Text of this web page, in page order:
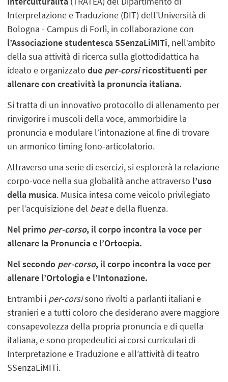
Interpretazione e Traduzione (DIT) dell’Università di
Bologna - Campus di Forlì, in collaborazione con
l’Associazione studentesca SSenzaLiMITi, nell’ambito
della sua attività di ricerca sulla glottodidattica ha
ideato e organizzato due per-corsiricostituenti per
allenare con creatività la pronuncia italiana.
Si tratta di un innovativo protocollo di allenamento per
rinvigorire i muscoli della voce, ammorbidire la
pronuncia e modulare l’intonazione al fine di trovare
un armonico timing fono-articolatorio.
Attraverso una serie di esercizi, si esplorerà la relazione
corpo-voce nella sua globalità anche attraverso l’uso
della musica. Musica intesa come veicolo privilegiato
per l’acquisizione del beate della fluenza.
Nel primo per-corso, il corpo incontra la voce per
allenare la Pronuncia e l’Ortoepia.
Nel secondo per-corso, il corpo incontra la voce per
allenare l’Ortologia e l’Intonazione.
Entrambi i per-corsisono rivolti a parlanti italiani e
stranieri e a tutti coloro che desiderano avere maggiore
consapevolezza della propria pronuncia e di quella
italiana, e sono propedeutici ai corsi curriculari di
Interpretazione e Traduzione e all’attività di teatro
SSenzaLiMITi.